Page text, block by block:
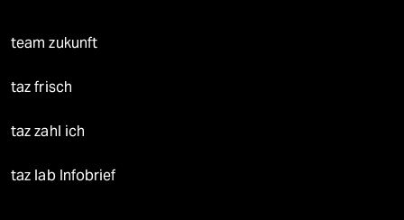
team zukunft
taz frisch
taz zahl ich
taz lab Infobrief